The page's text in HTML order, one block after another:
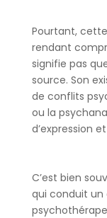
Pourtant,
rendant
signifie pas
source. Son
de conflits
ou la
d’expression
C’est bien
qui conduit